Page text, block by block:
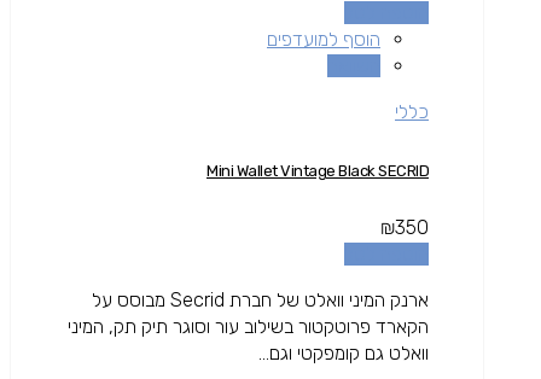
הוסף למועדפים
כללי
Mini Wallet Vintage Black SECRID
₪350
ארנק המיני וואלט של חברת Secrid מבוסס על
הקארד פרוטקטור בשילוב עור וסוגר תיק תק, המיני
וואלט גם קומפקטי וגם...